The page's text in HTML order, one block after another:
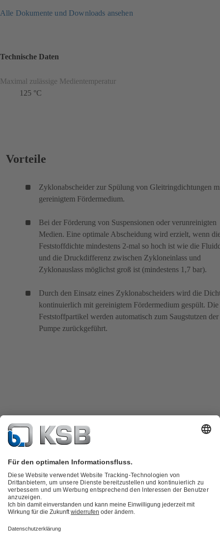
Alle Dokumente und Downloads ansehen
Technische Daten
Maximal zulässige Medientemperatur
125 °C
Vorteile
Zyklonabscheider zur Spülung von Gleitringdichtungen
gereinigtem Fördermedium.
Bei der Förderung von Suspensionen oder verunreinigten
Medien. Eine optimale Abscheidung wird erzielt, wenn
Feststoffdichte mindestens 2-mal so hoch ist wie die
und die Druckdifferenz zwischen Zykloneinlass und
Zyklonauslass möglichst groß ist (mindestens 1,7 bar).
Durch den Einsatz eines Zyklonabscheiders wird die
kontinuierlich mit gereinigtem Fördermedium gespült. Die
Feststoffpartikel werden automatisch zum Saugstutzen der
Pumpe zurückgeführt.